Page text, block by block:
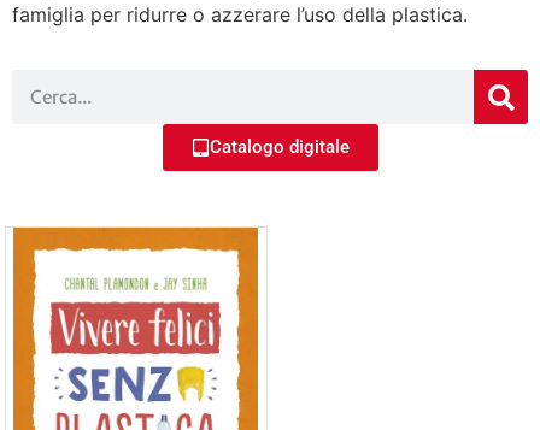
famiglia per ridurre o azzerare l’uso della plastica.
Catalogo digitale